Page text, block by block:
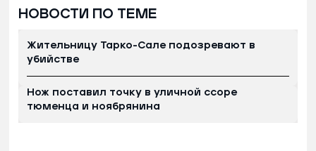
НОВОСТИ ПО ТЕМЕ
Жительницу Тарко-Сале подозревают в
убийстве
Нож поставил точку в уличной ссоре
тюменца и ноябрянина